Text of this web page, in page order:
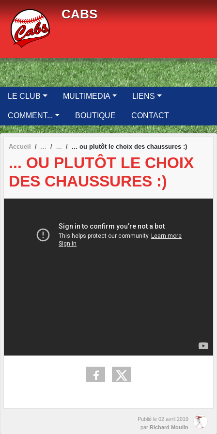
CABS
LE CLUB MULTIMEDIA LIENS
COMMENT... BOUTIQUE CONTACT
Accueil ... ou plutôt le choix des chaussures :)
... OU PLUTÔT LE CHOIX
DES CHAUSSURES :)
Publié le 02 avril 2019
par Richard Moulin